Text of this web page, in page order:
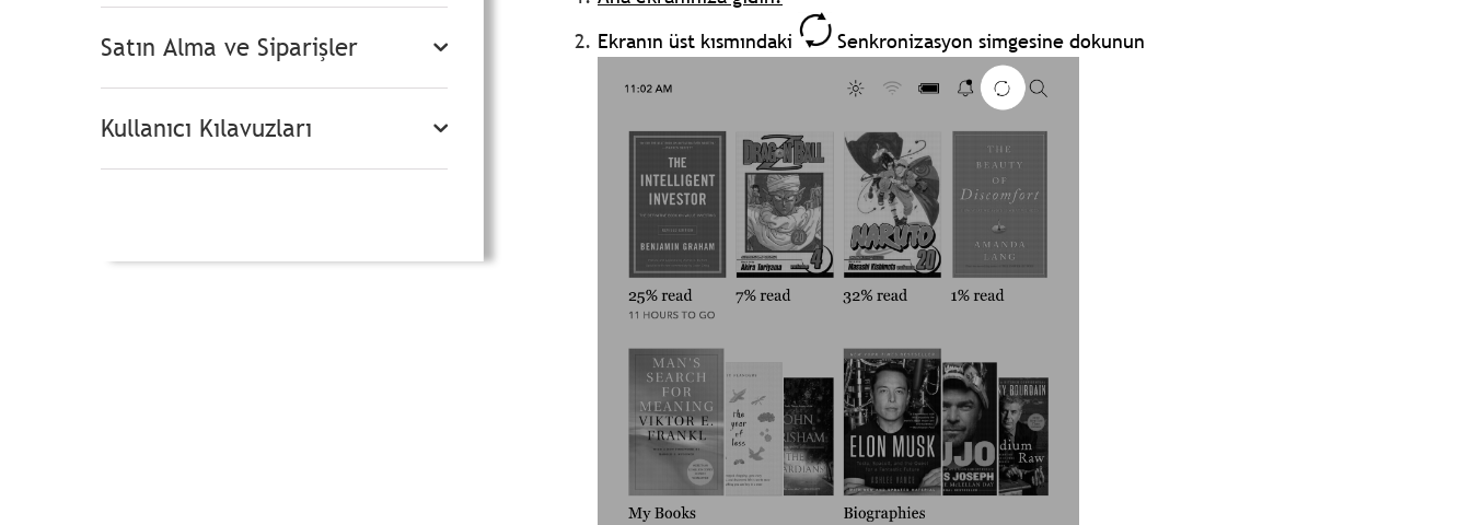
Satın Alma ve Siparişler
Kullanıcı Kılavuzları
Ekranın üst kısmındaki
Senkronizasyon simgesine dokunun